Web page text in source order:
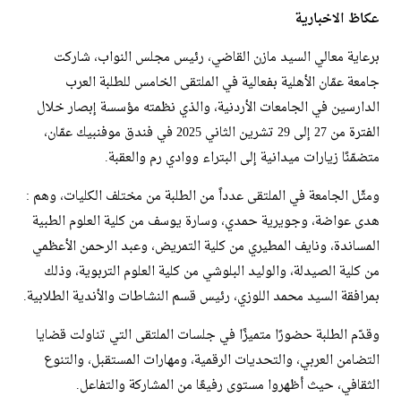
عكاظ الاخبارية
برعاية معالي السيد مازن القاضي، رئيس مجلس النواب، شاركت
جامعة عمّان الأهلية بفعالية في الملتقى الخامس للطلبة العرب
الدارسين في الجامعات الأردنية، والذي نظمته مؤسسة إبصار خلال
الفترة من 27 إلى 29 تشرين الثاني 2025 في فندق موفنبيك عمّان،
متضمّنًا زيارات ميدانية إلى البتراء ووادي رم والعقبة.
ومثّل الجامعة في الملتقى عدداً من الطلبة من مختلف الكليات، وهم :
هدى عواضة، وجويرية حمدي، وسارة يوسف من كلية العلوم الطبية
المساندة، ونايف المطيري من كلية التمريض، وعبد الرحمن الأعظمي
من كلية الصيدلة، والوليد البلوشي من كلية العلوم التربوية، وذلك
بمرافقة السيد محمد اللوزي، رئيس قسم النشاطات والأندية الطلابية.
وقدّم الطلبة حضورًا متميزًا في جلسات الملتقى التي تناولت قضايا
التضامن العربي، والتحديات الرقمية، ومهارات المستقبل، والتنوع
الثقافي، حيث أظهروا مستوى رفيعًا من المشاركة والتفاعل.